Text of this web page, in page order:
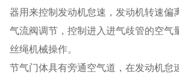
器用来控制发动机怠速，发动机转速偏
气流阀调节，控制进入进气歧管的空气
丝绳机械操作。
节气门体具有旁通空气道，在发动机怠